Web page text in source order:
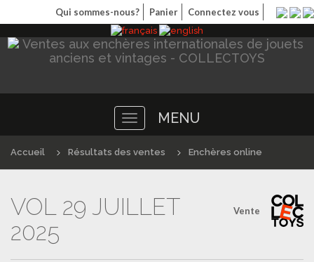
Qui sommes-nous? Panier Connectez vous
Toggle
navigation
MENU
Accueil Résultats des ventes Enchères online
Vente
VOL 29 JUILLET
2025